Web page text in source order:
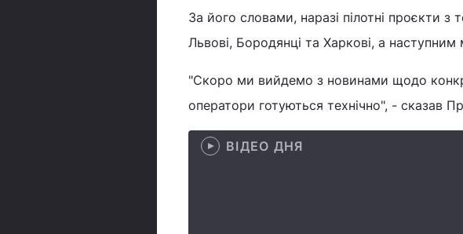
За його словами, наразі пілотні проєкти з
Львові, Бородянці та Харкові, а наступним
"Скоро ми вийдемо з новинами щодо
оператори готуються технічно", - сказав
ВІДЕО ДНЯ